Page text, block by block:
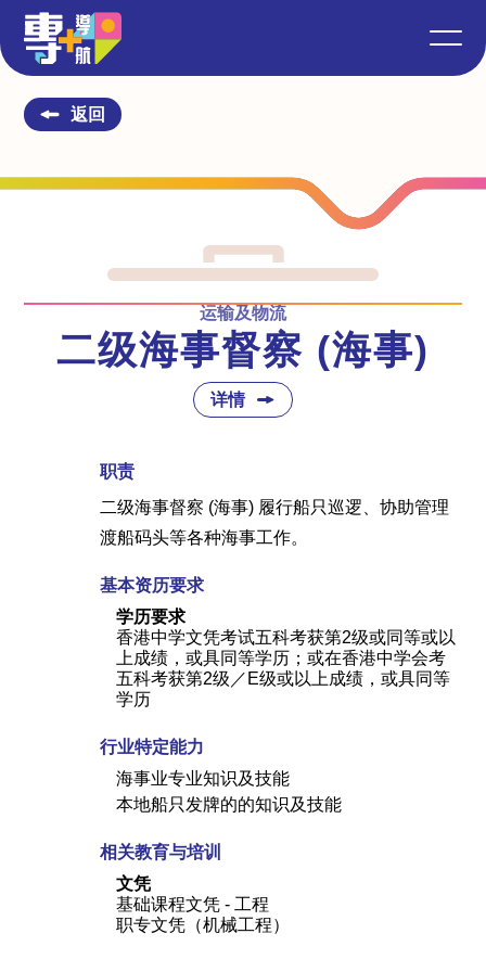
返回
运输及物流
二级海事督察 (海事)
详情
职责
二级海事督察 (海事) 履行船只巡逻、协助管理
渡船码头等各种海事工作。
基本资历要求
学历要求
香港中学文凭考试五科考获第2级或同等或以
上成绩，或具同等学历；或在香港中学会考
五科考获第2级／E级或以上成绩，或具同等
学历
行业特定能力
海事业专业知识及技能
本地船只发牌的的知识及技能
相关教育与培训
文凭
基础课程文凭 - 工程
职专文凭（机械工程）